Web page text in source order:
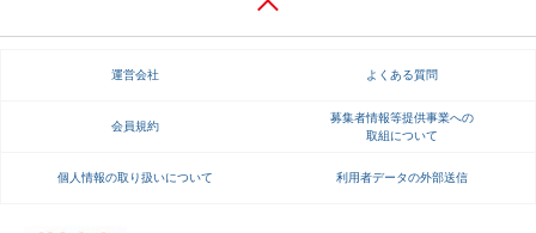
運営会社 よくある質問
会員規約
募集者情報等提供事業への
取組について
個人情報の取り扱いについて 利用者データの外部送信